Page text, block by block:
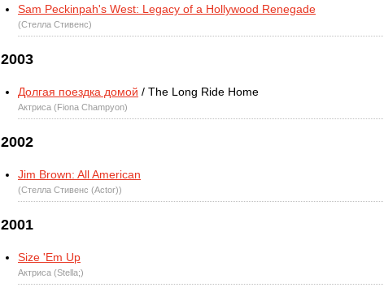
Sam Peckinpah's West: Legacy of a Hollywood Renegade
(Стелла Стивенс)
2003
Долгая поездка домой / The Long Ride Home
Актриса (Fiona Champyon)
2002
Jim Brown: All American
(Стелла Стивенс (Actor))
2001
Size 'Em Up
Актриса (Stella;)